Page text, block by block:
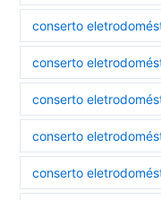
conserto
conserto
conserto
conserto
conserto